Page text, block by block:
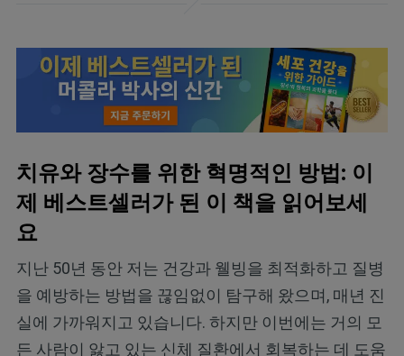
치유와 장수를 위한 혁명적인 방법: 이
제 베스트셀러가 된 이 책을 읽어보세
요
지난 50년 동안 저는 건강과 웰빙을 최적화하고 질병
을 예방하는 방법을 끊임없이 탐구해 왔으며, 매년 진
실에 가까워지고 있습니다. 하지만 이번에는 거의 모
든 사람이 앓고 있는 신체 질환에서 회복하는 데 도움